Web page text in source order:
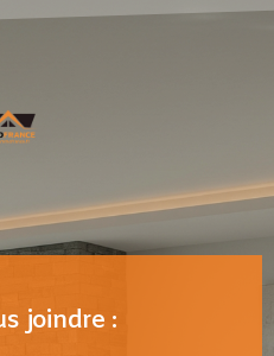
joindre :